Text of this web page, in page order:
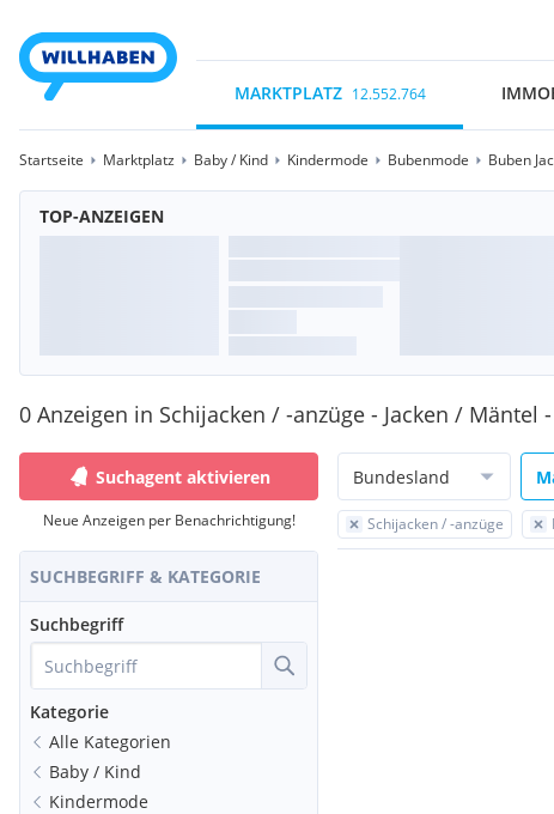
MARKTPLATZ 12.552.764
Startseite Marktplatz Baby / Kind Kindermode Bubenmode Buben
TOP-ANZEIGEN
0 Anzeigen in Schijacken / -anzüge - Jacken / Mäntel
Suchagent aktivieren
Neue Anzeigen per Benachrichtigung!
SUCHBEGRIFF & KATEGORIE
Suchbegriff
Kategorie
Alle Kategorien
Baby / Kind
Kindermode
Bundesland
Schijacken / -anzüge